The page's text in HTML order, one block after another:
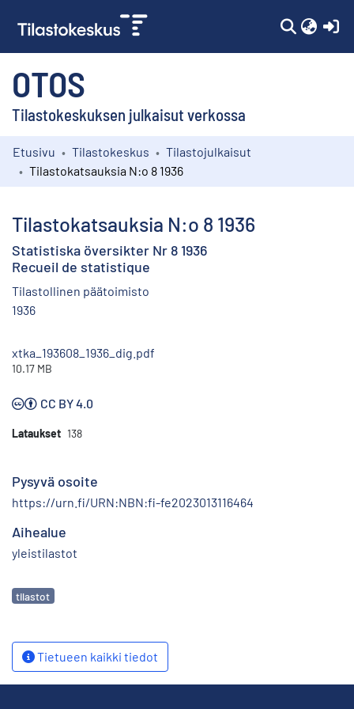
OTOS
Tilastokeskuksen julkaisut verkossa
Kokoelmat
Etusivu Tilastokeskus
Tilastojulkaisut
Tilastokatsauksia N:o 8 1936
Tilastokatsauksia N:o 8 1936
Statistiska översikter Nr 8 1936
Recueil de statistique
Tilastollinen päätoimisto
1936
xtka_193608_1936_dig.pdf
10.17 MB
CC BY 4.0
Lataukset 138
Pysyvä osoite
https://urn.fi/URN:NBN:fi-fe2023013116464
Aihealue
yleistilastot
Avainsanat
tilastot
Tietueen kaikki tiedot